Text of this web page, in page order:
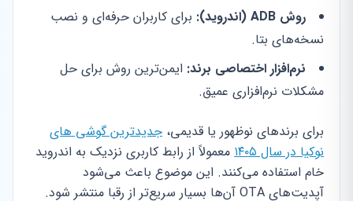
روش ADB (اندروید):
برای کاربران حرفه‌ای و نصب
نسخه‌های بتا.
نرم‌افزار اختصاصی برند: ایمن‌ترین روش برای حل
مشکلات نرم‌افزاری عمیق.
برای برندهای نوظهور یا قدیمی، جدیدترین گوشی های
نوکیا در سال ۱۴۰۵
معمولاً از رابط کاربری نزدیک به اندروید
خام استفاده می‌کنند. این موضوع باعث می‌شود
آپدیت‌های OTA آن‌ها بسیار سریع‌تر از رقبا منتشر شود.